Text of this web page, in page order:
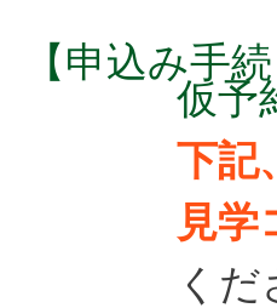
【申込み手続
仮
下記
見
くだ